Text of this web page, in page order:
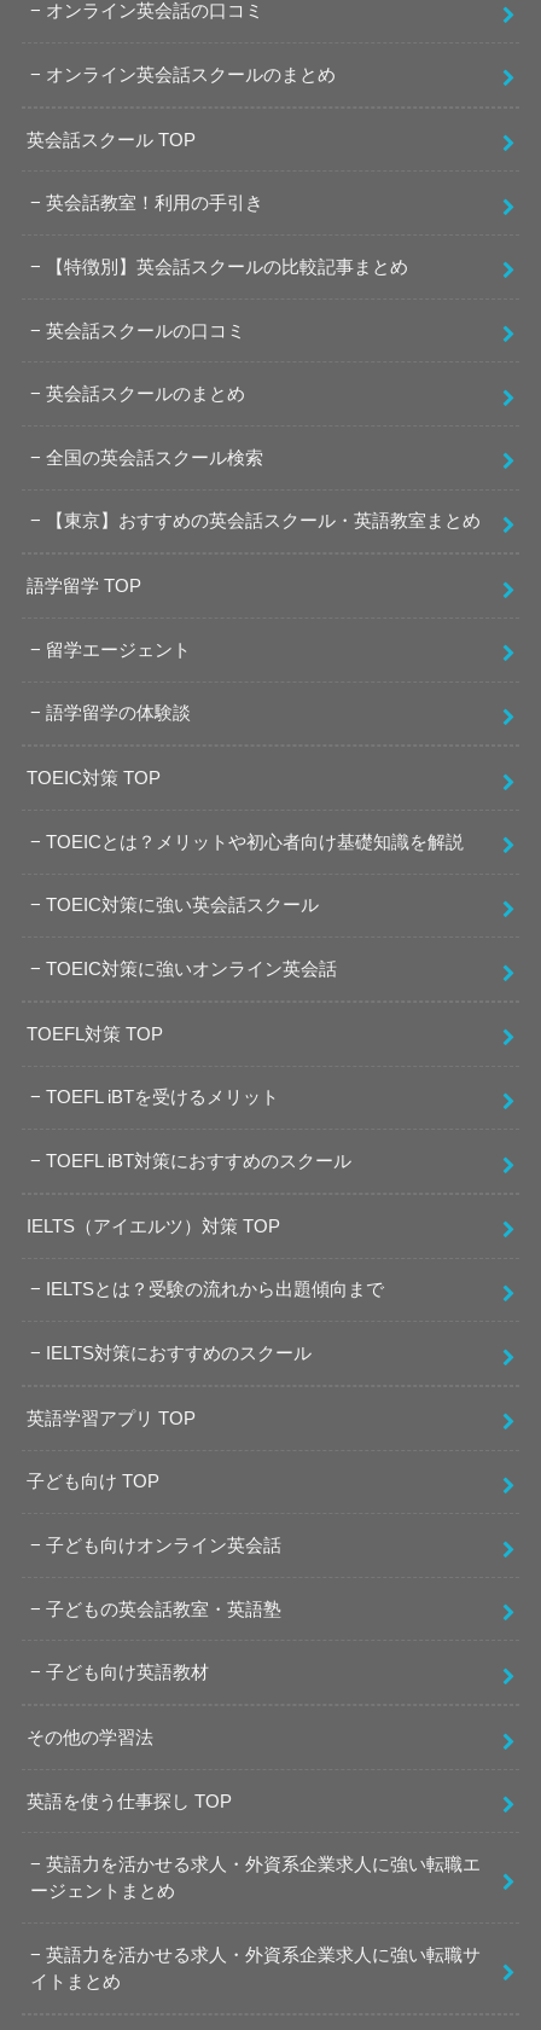
オンライン英会話の口コミ
オンライン英会話スクールのまとめ
英会話スクール TOP
英会話教室！利用の手引き
【特徴別】英会話スクールの比較記事まとめ
英会話スクールの口コミ
英会話スクールのまとめ
全国の英会話スクール検索
【東京】おすすめの英会話スクール・英語教室まとめ
語学留学 TOP
留学エージェント
語学留学の体験談
TOEIC対策 TOP
TOEICとは？メリットや初心者向け基礎知識を解説
TOEIC対策に強い英会話スクール
TOEIC対策に強いオンライン英会話
TOEFL対策 TOP
TOEFL iBTを受けるメリット
TOEFL iBT対策におすすめのスクール
IELTS（アイエルツ）対策 TOP
IELTSとは？受験の流れから出題傾向まで
IELTS対策におすすめのスクール
英語学習アプリ TOP
子ども向け TOP
子ども向けオンライン英会話
子どもの英会話教室・英語塾
子ども向け英語教材
その他の学習法
英語を使う仕事探し TOP
英語力を活かせる求人・外資系企業求人に強い転職エ
ージェントまとめ
英語力を活かせる求人・外資系企業求人に強い転職サ
イトまとめ